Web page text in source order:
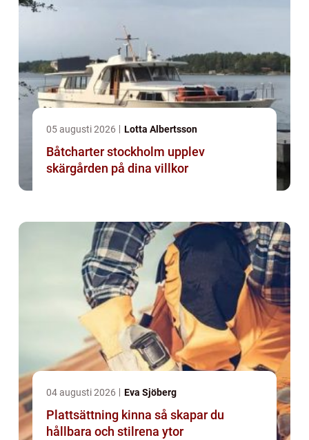
05 augusti 2026 Lotta Albertsson
Båtcharter stockholm upplev
skärgården på dina villkor
04 augusti 2026 Eva Sjöberg
Plattsättning kinna så skapar du
hållbara och stilrena ytor